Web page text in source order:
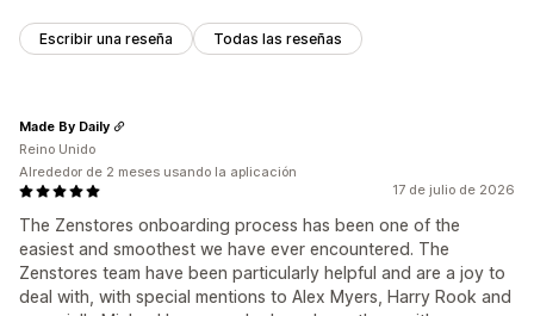
Escribir una reseña Todas las reseñas
17 de julio de 2026
The Zenstores onboarding process has been one of the
easiest and smoothest we have ever encountered. The
Zenstores team have been particularly helpful and are a joy to
deal with, with special mentions to Alex Myers, Harry Rook and
Made By Daily
Reino Unido
Alrededor de 2 meses usando la aplicación